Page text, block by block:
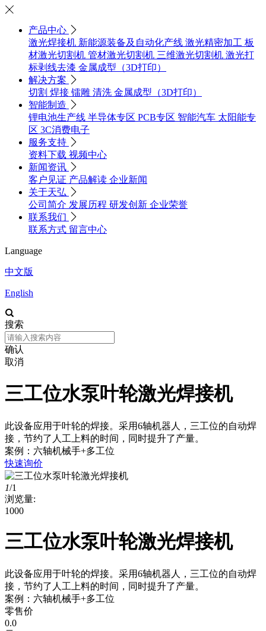

产品中心 
激光焊接机 新能源装备及自动化产线 激光精密加工 板
材激光切割机 管材激光切割机 三维激光切割机 激光打
标剥线去漆 金属成型（3D打印）
解决方案

切割 焊接 镭雕 清洗 金属成型（3D打印）
智能制造

锂电池生产线 半导体专区 PCB专区 智能汽车 太阳能专
区 3C消费电子
服务支持 
资料下载 视频中心
新闻资讯 
客户见证 产品解读 企业新闻
关于天弘

公司简介 发展历程 研发创新 企业荣誉
联系我们

联系方式 留言中心
Language
中文版
English

搜索
确认
取消
三工位水泵叶轮激光焊接机
此设备应用于叶轮的焊接。采用6轴机器人，三工位的自动焊
接，节约了人工上料的时间，同时提升了产量。
案例：六轴机械手+多工位
快速询价
1/1
浏览量:
1000
三工位水泵叶轮激光焊接机
此设备应用于叶轮的焊接。采用6轴机器人，三工位的自动焊
接，节约了人工上料的时间，同时提升了产量。
案例：六轴机械手+多工位
零售价
0.0